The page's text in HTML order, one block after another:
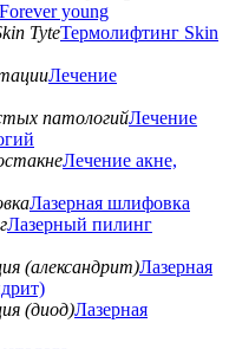
young
Термолифтинг Skin
Лечение
Лечение
Лечение акне,
Лазерная шлифовка
Лазерный пилинг
Лазерная
Лазерная